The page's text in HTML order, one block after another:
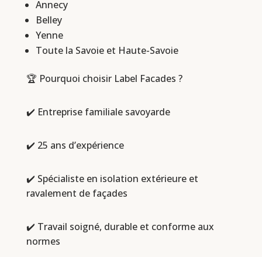
Annecy
Belley
Yenne
Toute la Savoie et Haute-Savoie
🏆 Pourquoi choisir Label Facades ?
✔️ Entreprise familiale savoyarde
✔️ 25 ans d’expérience
✔️ Spécialiste en isolation extérieure et
ravalement de façades
✔️ Travail soigné, durable et conforme aux
normes